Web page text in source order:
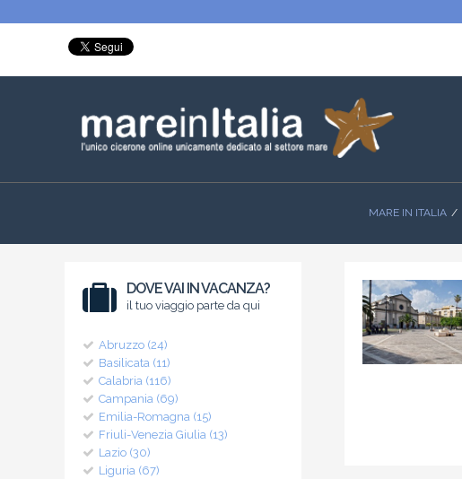
MARE IN ITALIA
DOVE VAI IN VACANZA?
il tuo viaggio parte da qui
Abruzzo (24)
Basilicata (11)
Calabria (116)
Campania (69)
Emilia-Romagna (15)
Friuli-Venezia Giulia (13)
Lazio (30)
Liguria (67)